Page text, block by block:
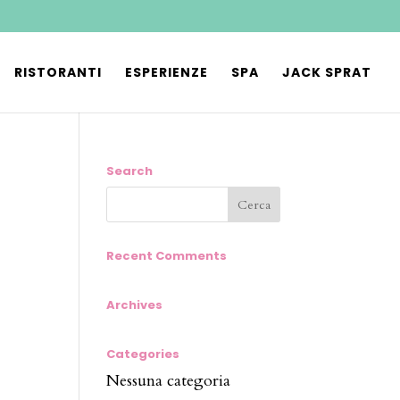
RISTORANTI ESPERIENZE SPA JACK SPRAT
Search
Recent Comments
Archives
Categories
Nessuna categoria